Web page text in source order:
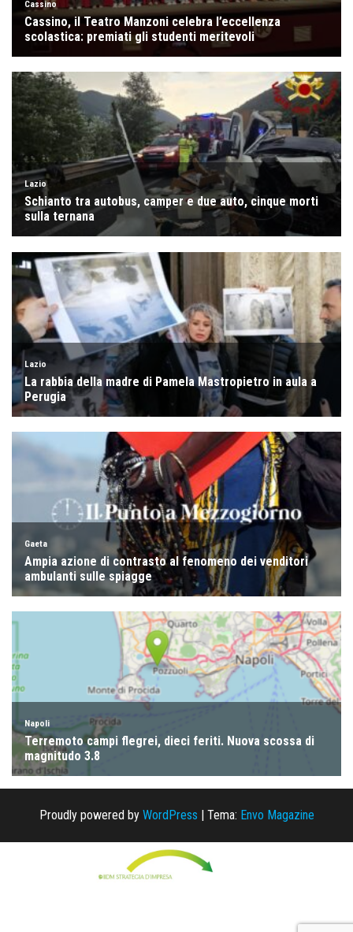
Proudly powered by WordPress | Tema: Envo Magazine